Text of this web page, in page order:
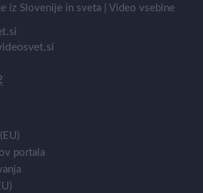
iz Slovenije in sveta | Video vsebine
portala